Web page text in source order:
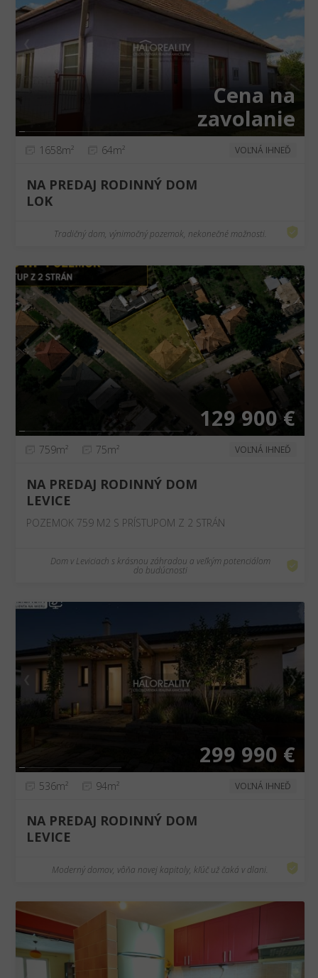
❮
Cena na
zavolanie
1658m² 64m² VOĽNÁ IHNEĎ
NA PREDAJ RODINNÝ DOM
LOK
Tradičný dom, výnimočný pozemok, nekonečné možnosti.
❮ ❯
129 900 €
759m² 75m² VOĽNÁ IHNEĎ
NA PREDAJ RODINNÝ DOM
LEVICE
POZEMOK 759 M2 S PRÍSTUPOM Z 2 STRÁN
Dom v Leviciach s krásnou záhradou a veľkým potenciálom
do budúcnosti
❯
299 990 €
536m² 94m² VOĽNÁ IHNEĎ
NA PREDAJ RODINNÝ DOM
LEVICE
Moderný domov, vôňa novej kapitoly, kľúč už čaká v dlani.